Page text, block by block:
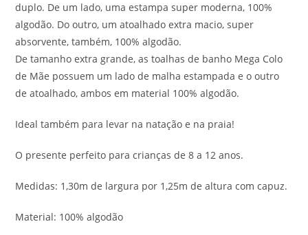
duplo. De um lado, uma estampa super moderna, 100%
algodão. Do outro, um atoalhado extra macio, super
absorvente, também, 100% algodão.
De tamanho extra grande, as toalhas de banho Mega Colo
de Mãe possuem um lado de malha estampada e o outro
de atoalhado, ambos em material 100% algodão.
Ideal também para levar na natação e na praia!
O presente perfeito para crianças de 8 a 12 anos.
Medidas: 1,30m de largura por 1,25m de altura com capuz.
Material: 100% algodão